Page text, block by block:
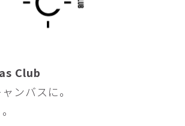
Club
ンバスに。